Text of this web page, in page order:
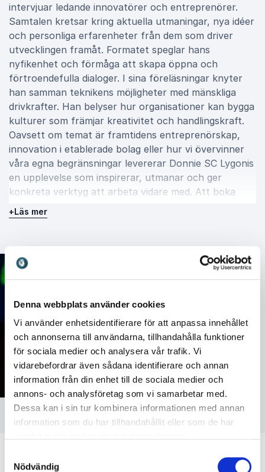
Denna webbplats använder cookies
Vi använder enhetsidentifierare för att anpassa innehållet
och annonserna till användarna, tillhandahålla funktioner
för sociala medier och analysera vår trafik. Vi
vidarebefordrar även sådana identifierare och annan
information från din enhet till de sociala medier och
annons- och analysföretag som vi samarbetar med.
Dessa kan i sin tur kombinera informationen med annan
information som du har tillhandahållit eller som de har
Nödvändig
intervjuar ledande innovatörer och entreprenörer.
Samtalen kretsar kring aktuella utmaningar, nya idéer
och personliga erfarenheter från dem som driver
utvecklingen framåt. Formatet speglar hans
nyfikenhet och förmåga att skapa öppna och
förtroendefulla dialoger. I sina föreläsningar knyter
han samman teknikens möjligheter med mänskliga
drivkrafter. Han belyser hur organisationer kan bygga
kulturer som främjar kreativitet och handlingskraft.
Oavsett om temat är framtidens entreprenörskap,
innovation i etablerade bolag eller hur vi övervinner
våra egna begränsningar levererar Donnie SC Lygonis
en upplevelse som inspirerar, utmanar och ger
konkreta verktyg att arbeta vidare med. Att boka
Donnie SC Lygonis för ditt event innebär en
föreläsare som kombinerar lång erfarenhet med
nya perspektiv, stärkt mod och en tydlig känsla av att
innovation är något vi alla kan vara med och skapa.
+Läs mer
Foto: Valeria Collina